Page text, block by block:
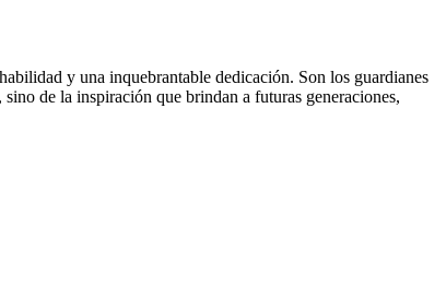
y una inquebrantable dedicación. Son los guardianes
de la inspiración que brindan a futuras generaciones,